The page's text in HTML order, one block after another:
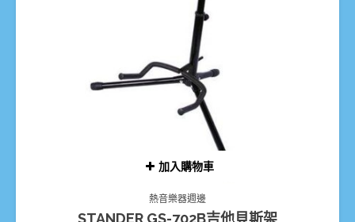
加入購物車
熱音樂器週邊
STANDER GS-702B吉他貝斯架